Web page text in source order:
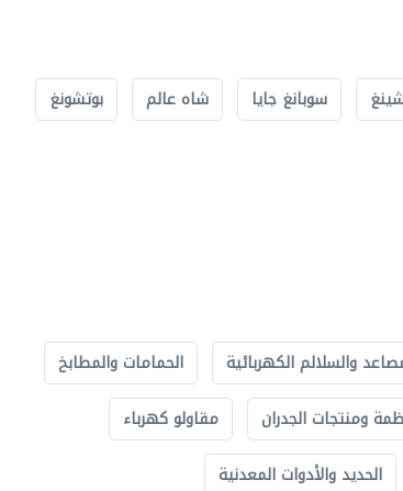
سوبانغ جايا شاه عالم بوتشونغ
والسلالم الكهربائية
الحمامات والمطابخ
ومنتجات الجدران
مقاولو كهرباء
الحديد والأدوات المعدنية